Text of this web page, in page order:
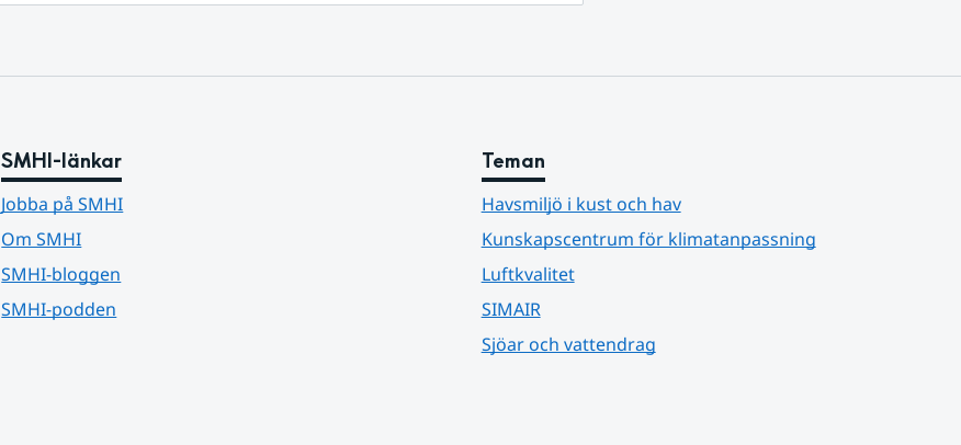
SMHI-länkar
Jobba på SMHI
Om SMHI
SMHI-bloggen
SMHI-podden
Teman
Havsmiljö i kust och hav
Kunskapscentrum för klimatanpassning
Luftkvalitet
SIMAIR
Sjöar och vattendrag